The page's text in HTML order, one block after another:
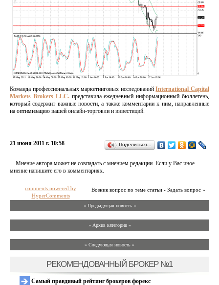
Команда профессиональных маркетинговых исследованийInternational Capital
Markets Brokers LLC. представила ежедневный информационный бюллетень,
который содержит важные новости, а также комментарии к ним, направленные
на оптимизацию вашей онлайн-торговли и инвестиций.
21 июня 2011 г. 10:58 Поделиться…
Мнение автора может не совпадать с мнением редакции. Если у Вас иное
мнение напишите его в комментариях.
Возник вопрос по теме статьи - Задать вопрос »
comments powered by
HyperComments
« Предыдущая новость «
» Архив категории «
» Следующая новость »
РЕКОМЕНДОВАННЫЙ БРОКЕР №1
Самый правдивый рейтинг брокеров форекс